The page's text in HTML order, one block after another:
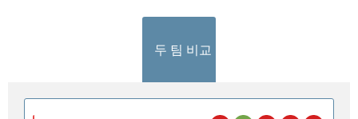
두 팀 비교